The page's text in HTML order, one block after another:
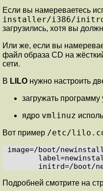
Если вы намереваетесь
installer/i386/
загрузились, хотя вы
Или же, если вы
файл образа CD на
сети.
В LILO нужно настроить
загружать программу
ядро vmlinuz
Вот пример /etc/
image=/boot/
Подробней смотрите на